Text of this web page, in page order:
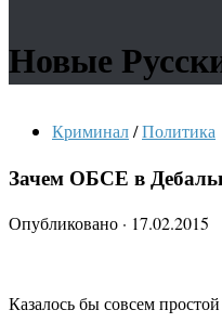
Новые
Криминал/Политика
Зачем ОБСЕ в
Опубликовано · 17.02.2015
Казалось бы совсем